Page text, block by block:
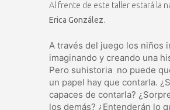
Al frente de este taller estará la
Erica González.
A través del juego los niños
imaginando y creando una
Pero suhistoria no puede
un papel hay que contarla.
capaces de contarla?
los demás? ¿Entenderán lo